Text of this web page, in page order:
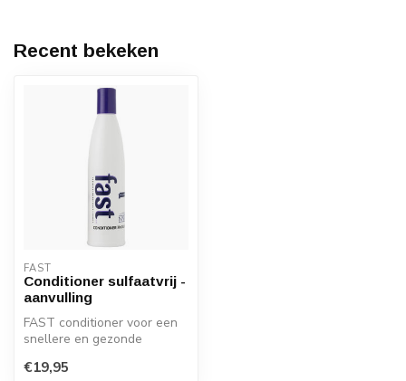
Recent bekeken
FAST
Conditioner sulfaatvrij -
aanvulling
FAST conditioner voor een
snellere en gezonde
en para...
€19,95